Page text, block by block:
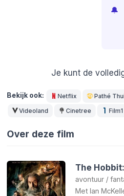
🔔
Je kunt de
Bekijk ook: Netflix Pathé
Videoland Cinetree Film1
Over deze film
The
avontuur /
Met Ian